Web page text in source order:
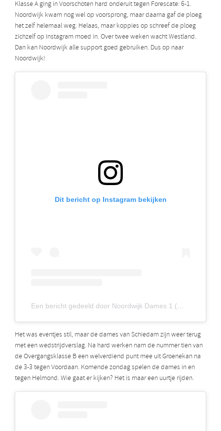
Klasse A ging in Voorschoten hard onderuit tegen Forescate: 6-1.
Noordwijk kwam nog wel op voorsprong, maar daarna gaf de ploeg
het zelf helemaal weg. Helaas, maar koppies op schreef de ploeg
zichzelf op Instagram moed in. Over twee weken wacht Westland.
Dan kan Noordwijk alle support goed gebruiken. Dus op naar
Noordwijk!
Dit bericht op Instagram bekijken
Een bericht gedeeld door Noordwijk Dames 1 (@noordwijkdames1)
Het was eventjes stil, maar de dames van Schiedam zijn weer terug
met een wedstrijdverslag. Na hard werken nam de nummer tien van
de Overgangsklasse B een welverdiend punt mee uit Groenekan na
de 3-3 tegen Voordaan. Komende zondag spelen de dames in en
tegen Helmond. Wie gaat er kijken? Het is maar een uurtje rijden.